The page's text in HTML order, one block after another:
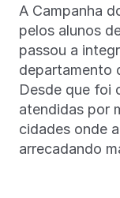
A Campanha
pelos alunos
passou a
departamento
Desde que foi
atendidas por
cidades onde
arrecadando